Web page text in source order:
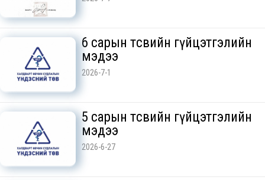
6 сарын төсвийн гүйцэтгэлийн
мэдээ
2026-7-1
5 сарын төсвийн гүйцэтгэлийн
мэдээ
2026-6-27